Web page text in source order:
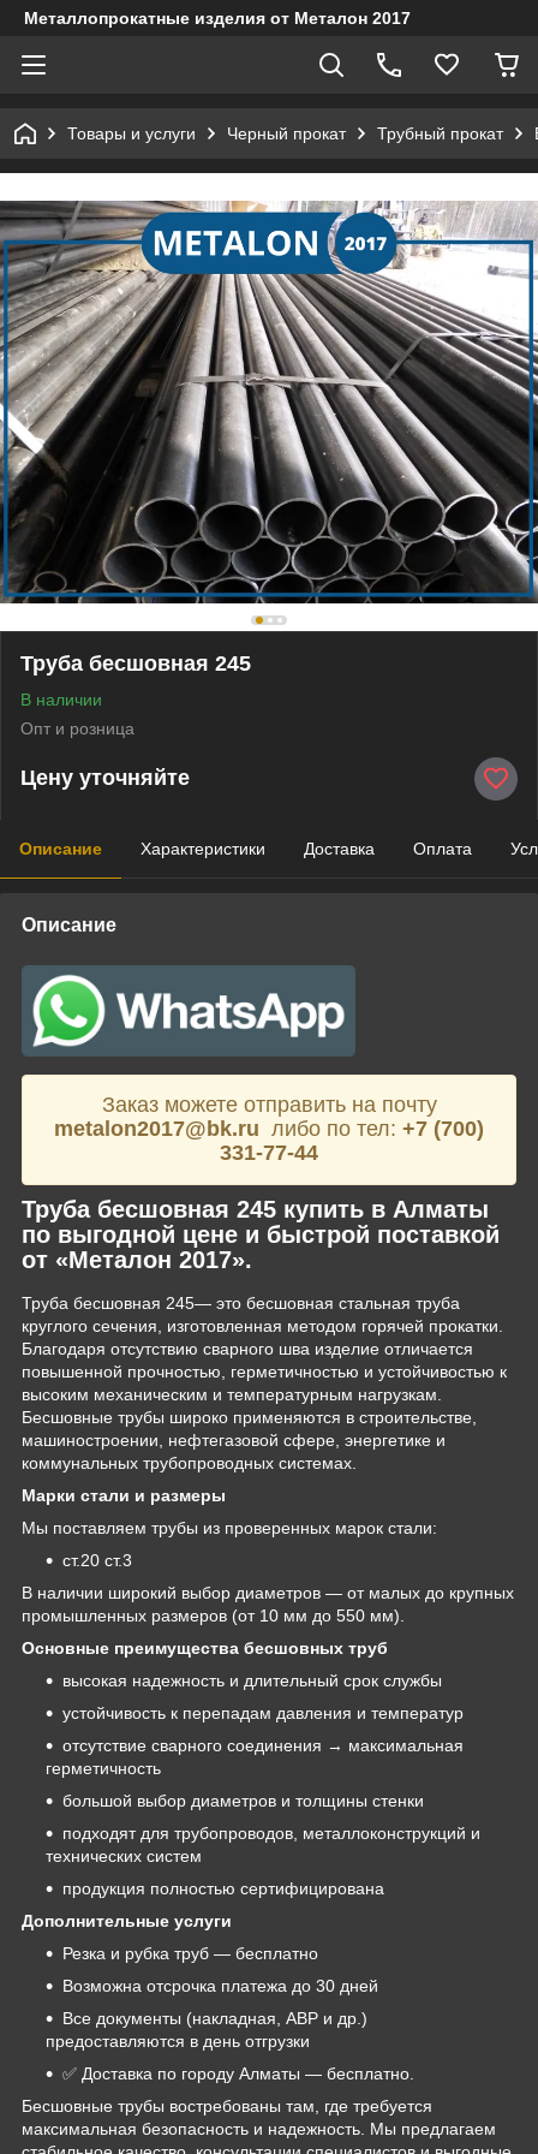
Металлопрокатные изделия от Металон 2017
Товары и услуги Черный прокат Трубный прокат
Труба бесшовная 245
В наличии
Опт и розница
Цену уточняйте
Описание Характеристики Доставка Оплата
Описание
Заказ можете отправить на почту
metalon2017@bk.ru либо по тел: +7 (700)
331-77-44
Труба бесшовная 245 купить в Алматы
по выгодной цене и быстрой поставкой
от «Металон 2017».
Труба бесшовная 245— это бесшовная стальная труба
круглого сечения, изготовленная методом горячей прокатки.
Благодаря отсутствию сварного шва изделие отличается
повышенной прочностью, герметичностью и устойчивостью к
высоким механическим и температурным нагрузкам.
Бесшовные трубы широко применяются в строительстве,
машиностроении, нефтегазовой сфере, энергетике и
коммунальных трубопроводных системах.
Марки стали и размеры
Мы поставляем трубы из проверенных марок стали:
ст.20 ст.3
В наличии широкий выбор диаметров — от малых до крупных
промышленных размеров (от 10 мм до 550 мм).
Основные преимущества бесшовных труб
высокая надежность и длительный срок службы
устойчивость к перепадам давления и температур
отсутствие сварного соединения → максимальная
герметичность
большой выбор диаметров и толщины стенки
подходят для трубопроводов, металлоконструкций и
технических систем
продукция полностью сертифицирована
Дополнительные услуги
Резка и рубка труб — бесплатно
Возможна отсрочка платежа до 30 дней
Все документы (накладная, АВР и др.)
предоставляются в день отгрузки
✅ Доставка по городу Алматы — бесплатно.
Бесшовные трубы востребованы там, где требуется
максимальная безопасность и надежность. Мы предлагаем